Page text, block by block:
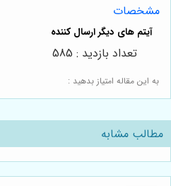
مشخصات
به این مقاله امتیاز بدهید :
تعداد بازدید : 585
مطالب مشابه